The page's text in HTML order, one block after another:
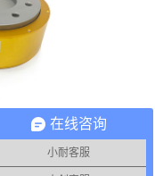
在线咨询
小耐客服